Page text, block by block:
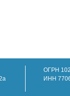
ОГРН
ИНН